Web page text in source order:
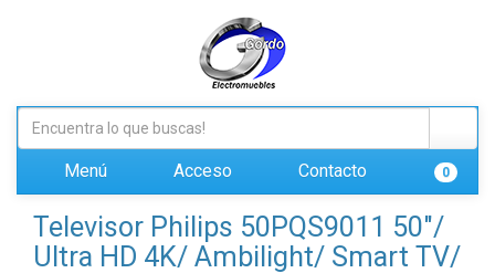
Menú Acceso Contacto 0
Televisor Philips 50PQS9011 50"/
Ultra HD 4K/ Ambilight/ Smart TV/